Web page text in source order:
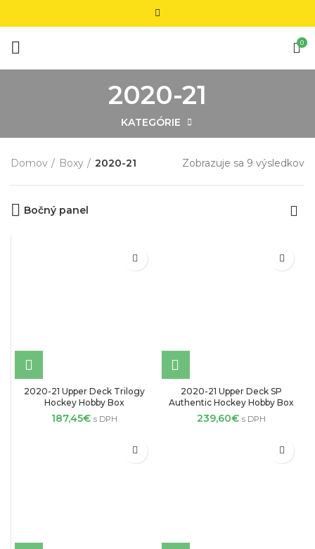
0
2020-21
KATEGÓRIE
Domov Boxy 2020-21 Zobrazuje sa 9 výsledkov
Bočný panel
2020-21 Upper Deck Trilogy
Hockey Hobby Box
187,45€ s DPH
2020-21 Upper Deck SP
Authentic Hockey Hobby Box
239,60€ s DPH